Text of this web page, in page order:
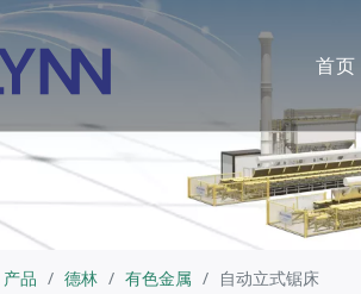
首页
产品 / 德林 / 有色金属 / 自动立式锯床